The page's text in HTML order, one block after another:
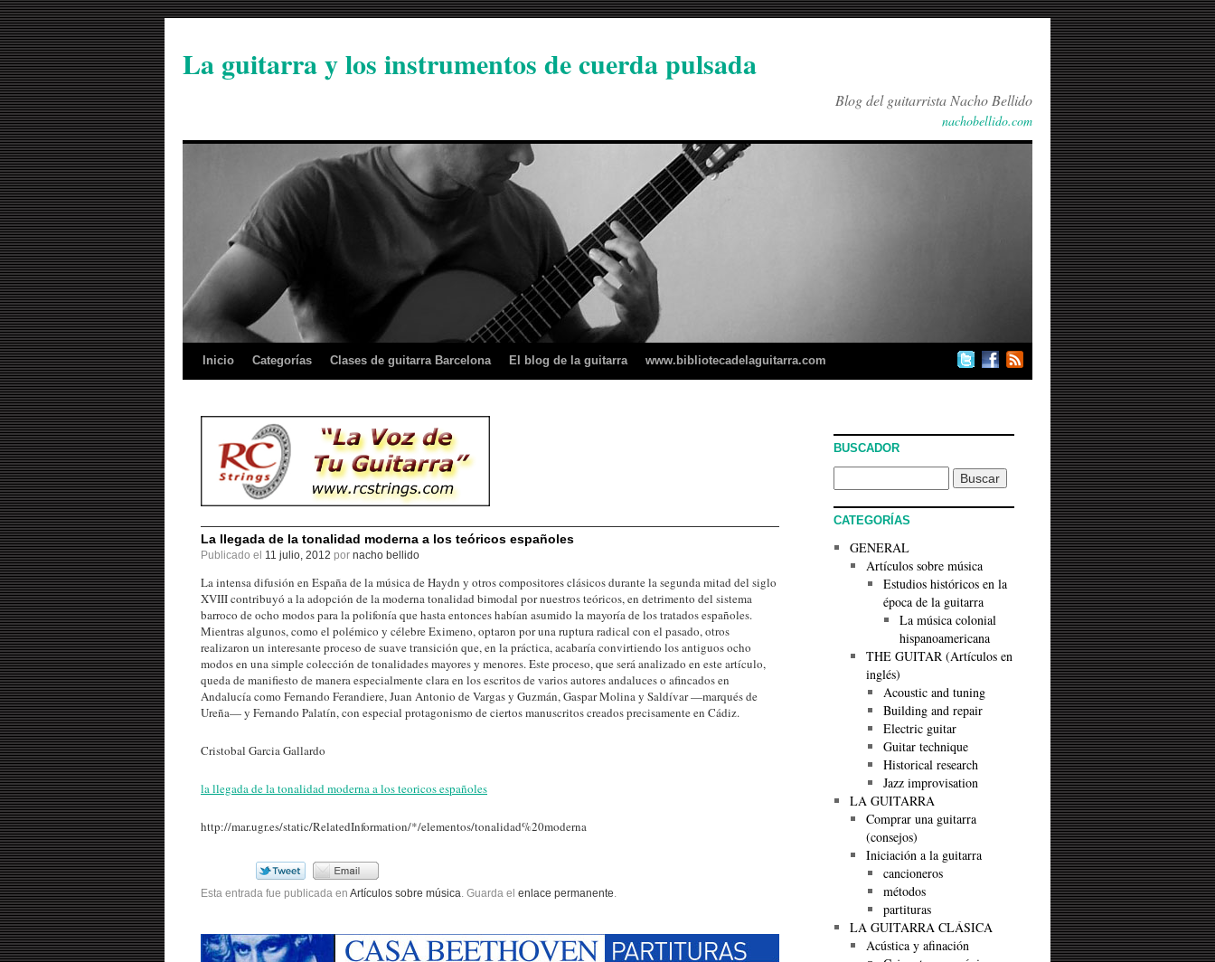
La guitarra y los instrumentos de cuerda pulsada
Blog del guitarrista Nacho Bellido
nachobellido.com
Inicio Categorías Clases de guitarra Barcelona El blog de la guitarra www.bibliotecadelaguitarra.com
La llegada de la tonalidad moderna a los teóricos españoles
Publicado el 11 julio, 2012 por nacho bellido
La intensa difusión en España de la música de Haydn y otros compositores clásicos durante la segunda mitad del siglo
XVIII contribuyó a la adopción de la moderna tonalidad bimodal por nuestros teóricos, en detrimento del sistema
barroco de ocho modos para la polifonía que hasta entonces habían asumido la mayoría de los tratados españoles.
Mientras algunos, como el polémico y célebre Eximeno, optaron por una ruptura radical con el pasado, otros
realizaron un interesante proceso de suave transición que, en la práctica, acabaría convirtiendo los antiguos ocho
modos en una simple colección de tonalidades mayores y menores. Este proceso, que será analizado en este artículo,
queda de manifiesto de manera especialmente clara en los escritos de varios autores andaluces o afincados en
Andalucía como Fernando Ferandiere, Juan Antonio de Vargas y Guzmán, Gaspar Molina y Saldívar —marqués de
Ureña— y Fernando Palatín, con especial protagonismo de ciertos manuscritos creados precisamente en Cádiz.
Cristobal Garcia Gallardo
la llegada de la tonalidad moderna a los teoricos españoles
http://mar.ugr.es/static/RelatedInformation/*/elementos/tonalidad%20moderna
Esta entrada fue publicada en Artículos sobre música . Guarda el enlace permanente
BUSCADOR
CATEGORÍAS
GENERAL
Artículos sobre música
Estudios históricos en la
época de la guitarra
La música colonial
hispanoamericana
THE GUITAR (Artículos en
inglés)
Acoustic and tuning
Building and repair
Electric guitar
Guitar technique
Historical research
Jazz improvisation
LA GUITARRA
Comprar una guitarra
(consejos)
Iniciación a la guitarra
cancioneros
métodos
partituras
LA GUITARRA CLÁSICA
Acústica y afinación